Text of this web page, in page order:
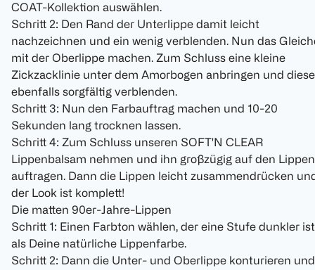
COAT-Kollektion auswählen.
Schritt 2: Den Rand der Unterlippe damit leicht
nachzeichnen und ein wenig verblenden. Nun das
mit der Oberlippe machen. Zum Schluss eine kleine
Zickzacklinie unter dem Amorbogen anbringen und diese
ebenfalls sorgfältig verblenden.
Schritt 3: Nun den Farbauftrag machen und 10-20
Sekunden lang trocknen lassen.
Schritt 4: Zum Schluss unseren SOFT'N CLEAR
Lippenbalsam nehmen und ihn großzügig auf den Lippen
auftragen. Dann die Lippen leicht zusammendrücken
der Look ist komplett!
Die matten 90er-Jahre-Lippen
Schritt 1: Einen Farbton wählen, der eine Stufe dunkler ist
als Deine natürliche Lippenfarbe.
Schritt 2: Dann die Unter- und Oberlippe konturieren und